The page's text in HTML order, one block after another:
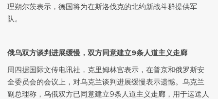
理朔尔茨表示，德国将为在斯洛伐克的北约新战斗群提供军
队。
俄乌双方谈判进展缓慢，双方同意建立9条人道主义走廊
周四据国际文传电讯社，克里姆林宫表示，在普京和俄罗斯安
全委员会的会议上，对乌克兰谈判进展缓慢表示遗憾。乌克兰
副总理称，乌俄双方已同意建立9条人道主义走廊，用于运送人